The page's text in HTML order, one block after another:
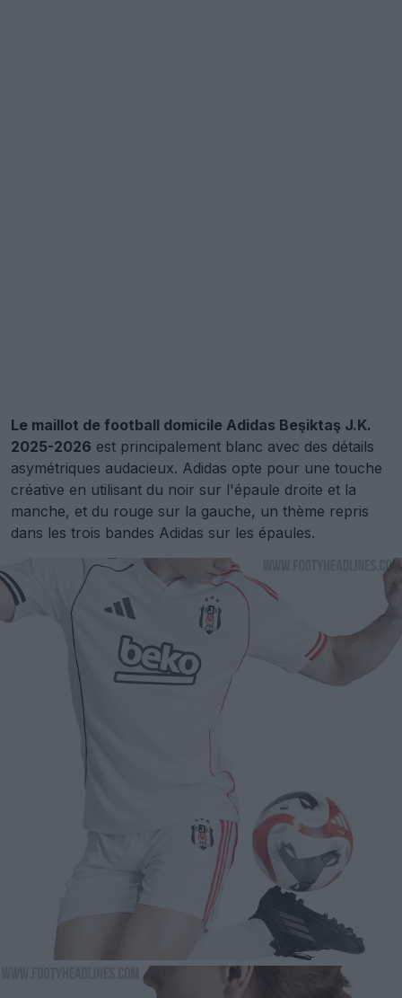
Le maillot de football domicile Adidas Beşiktaş J.K.
2025-2026 est principalement blanc avec des détails
asymétriques audacieux. Adidas opte pour une touche
créative en utilisant du noir sur l'épaule droite et la
manche, et du rouge sur la gauche, un thème repris
dans les trois bandes Adidas sur les épaules.